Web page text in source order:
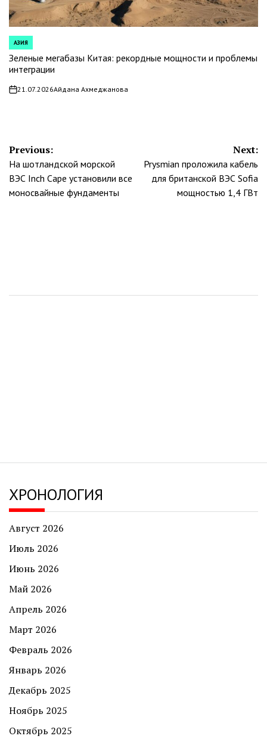
POSTED
IN
АЗИЯ
Зеленые мегабазы Китая: рекордные мощности и проблемы
интеграции
on21.07.2026Айдана Ахмеджанова
Навигация
по
записям
Previous:
На шотландской морской
ВЭС Inch Cape установили все
моносвайные фундаменты
Next:
Prysmian проложила кабель
для британской ВЭС Sofia
мощностью 1,4 ГВт
ХРОНОЛОГИЯ
Август 2026
Июль 2026
Июнь 2026
Май 2026
Апрель 2026
Март 2026
Февраль 2026
Январь 2026
Декабрь 2025
Ноябрь 2025
Октябрь 2025